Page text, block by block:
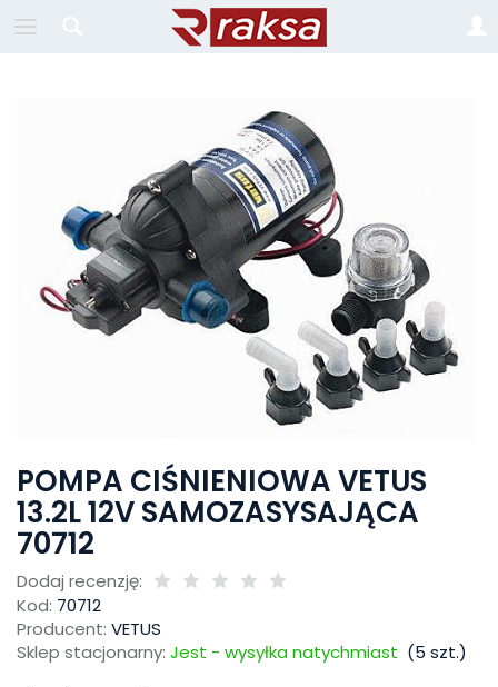
POMPA CIŚNIENIOWA VETUS
13.2L 12V SAMOZASYSAJĄCA
70712
Dodaj recenzję:
Kod: 70712
Producent: VETUS
Sklep stacjonarny: Jest - wysyłka natychmiast (5 szt.)